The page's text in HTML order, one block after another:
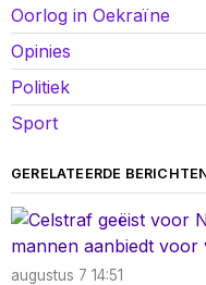
Oorlog in Oekraïne
Opinies
Politiek
Sport
GERELATEERDE
augustus 7 14:51